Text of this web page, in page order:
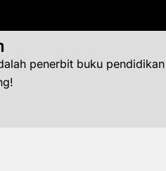
penerbit buku